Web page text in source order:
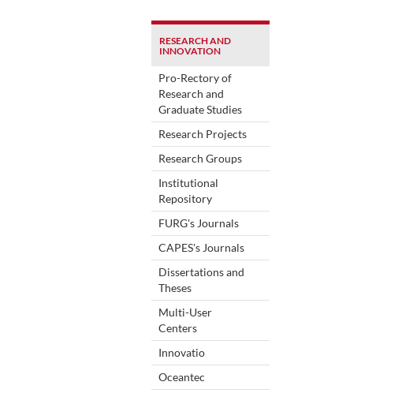
RESEARCH AND
INNOVATION
Pro-Rectory of
Research and
Graduate Studies
Research Projects
Research Groups
Institutional
Repository
FURG's Journals
CAPES's Journals
Dissertations and
Theses
Multi-User
Centers
Innovatio
Oceantec